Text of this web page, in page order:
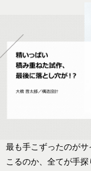
最も手こずったのが
こるのか、全てが手